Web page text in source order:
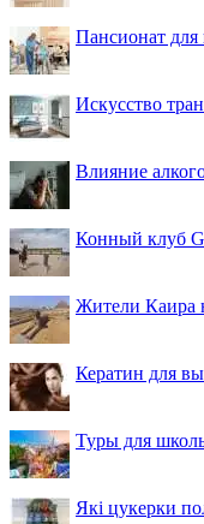
Пансионат для
Искусство
Влияние
Конный клуб
Жители Каира
Кератин для
Туры для
Які цукерки